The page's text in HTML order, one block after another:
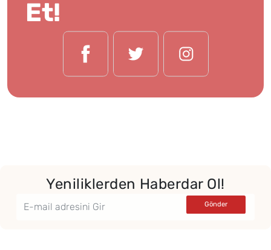
Et!
Yeniliklerden Haberdar Ol!